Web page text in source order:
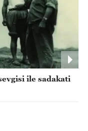
ile sadakati